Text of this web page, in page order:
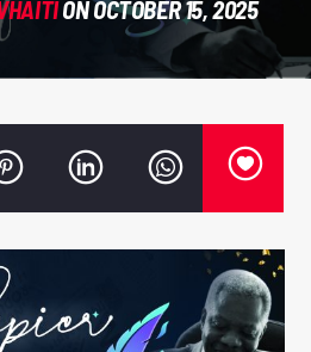
ON OCTOBER 15, 2025